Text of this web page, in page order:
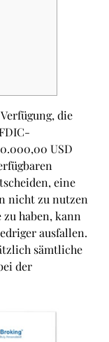
die
USD
eine
nicht zu nutzen
haben, kann
ausfallen.
sämtliche
der